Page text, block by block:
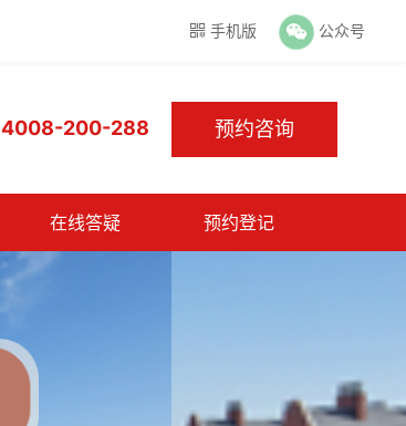
 手机版 公众号
4008-200-288 预约咨询
在线答疑 预约登记